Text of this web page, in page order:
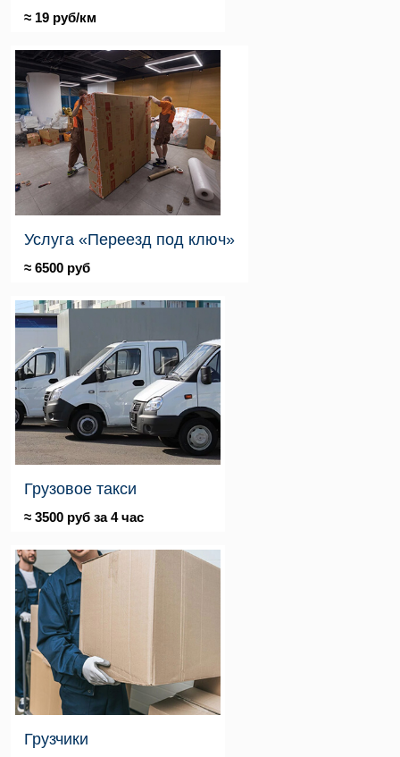
≈ 19 руб/км
Услуга «Переезд под ключ»
≈ 6500 руб
Грузовое такси
≈ 3500 руб за 4 час
Грузчики